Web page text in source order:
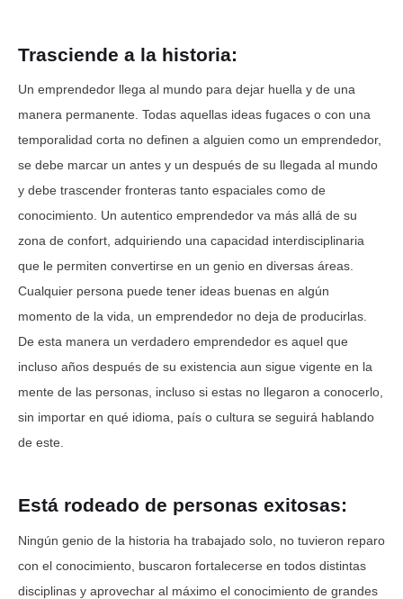
Trasciende a la historia:
Un emprendedor llega al mundo para dejar huella y de una
manera permanente. Todas aquellas ideas fugaces o con una
temporalidad corta no definen a alguien como un emprendedor,
se debe marcar un antes y un después de su llegada al mundo
y debe trascender fronteras tanto espaciales como de
conocimiento. Un autentico emprendedor va más allá de su
zona de confort, adquiriendo una capacidad interdisciplinaria
que le permiten convertirse en un genio en diversas áreas.
Cualquier persona puede tener ideas buenas en algún
momento de la vida, un emprendedor no deja de producirlas.
De esta manera un verdadero emprendedor es aquel que
incluso años después de su existencia aun sigue vigente en la
mente de las personas, incluso si estas no llegaron a conocerlo,
sin importar en qué idioma, país o cultura se seguirá hablando
de este.
Está rodeado de personas exitosas:
Ningún genio de la historia ha trabajado solo, no tuvieron reparo
con el conocimiento, buscaron fortalecerse en todos distintas
disciplinas y aprovechar al máximo el conocimiento de grandes